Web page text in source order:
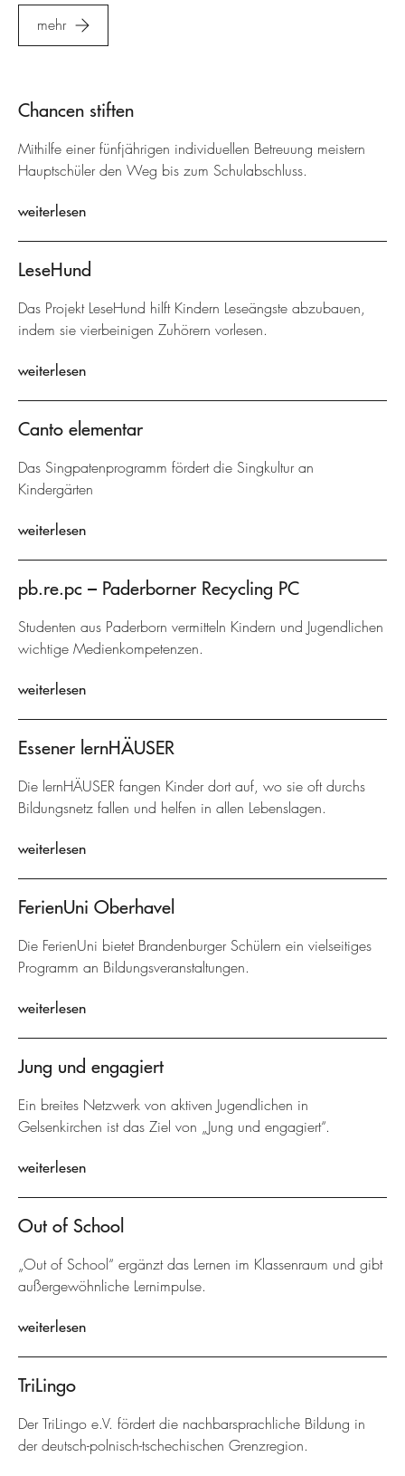
mehr
Chancen stiften
Mithilfe einer fünfjährigen individuellen Betreuung meistern
Hauptschüler den Weg bis zum Schulabschluss.
weiterlesen
LeseHund
Das Projekt LeseHund hilft Kindern Leseängste abzubauen,
indem sie vierbeinigen Zuhörern vorlesen.
weiterlesen
Canto elementar
Das Singpatenprogramm fördert die Singkultur an
Kindergärten
weiterlesen
pb.re.pc – Paderborner Recycling PC
Studenten aus Paderborn vermitteln Kindern und Jugendlichen
wichtige Medienkompetenzen.
weiterlesen
Essener lernHÄUSER
Die lernHÄUSER fangen Kinder dort auf, wo sie oft durchs
Bildungsnetz fallen und helfen in allen Lebenslagen.
weiterlesen
FerienUni Oberhavel
Die FerienUni bietet Brandenburger Schülern ein vielseitiges
Programm an Bildungsveranstaltungen.
weiterlesen
Jung und engagiert
Ein breites Netzwerk von aktiven Jugendlichen in
Gelsenkirchen ist das Ziel von „Jung und engagiert“.
weiterlesen
Out of School
„Out of School“ ergänzt das Lernen im Klassenraum und gibt
außergewöhnliche Lernimpulse.
weiterlesen
TriLingo
Der TriLingo e.V. fördert die nachbarsprachliche Bildung in
der deutsch-polnisch-tschechischen Grenzregion.